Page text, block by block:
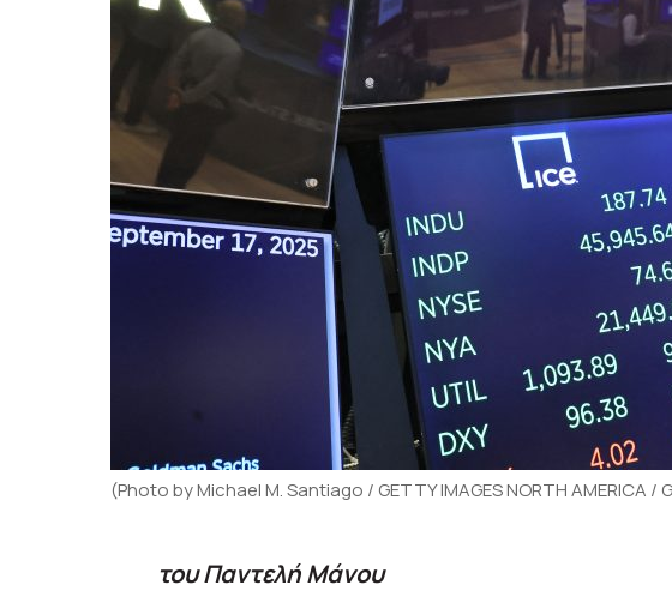
(Photo by Michael M. Santiago / GETTY IMAGES NORTH AMERICA /
του Παντελή Μάνου